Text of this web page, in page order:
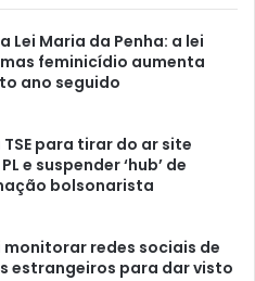
Lei Maria da Penha: a lei
feminicídio aumenta
ano seguido
TSE para tirar do ar site
e suspender ‘hub’ de
bolsonarista
monitorar redes sociais de
estrangeiros para dar visto